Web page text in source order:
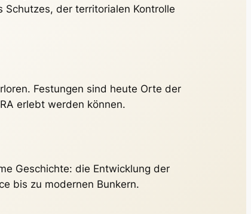
der territorialen Kontrolle
Festungen sind heute Orte der
erlebt werden können.
Geschichte: die Entwicklung der
bis zu modernen Bunkern.